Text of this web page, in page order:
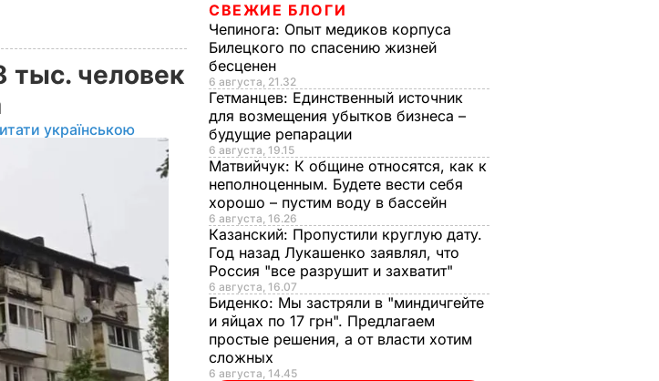
тыс. человек
українською
СВЕЖИЕ БЛОГИ
Чепинога: Опыт медиков корпуса
Билецкого по спасению жизней
бесценен
6 августа, 21.32
Гетманцев: Единственный источник
для возмещения убытков бизнеса –
будущие репарации
6 августа, 19.15
Матвийчук: К общине относятся, как к
неполноценным. Будете вести себя
хорошо – пустим воду в бассейн
6 августа, 16.26
Казанский: Пропустили круглую дату.
Год назад Лукашенко заявлял, что
Россия "все разрушит и захватит"
6 августа, 16.07
Биденко: Мы застряли в "миндичгейте
и яйцах по 17 грн". Предлагаем
простые решения, а от власти хотим
сложных
6 августа, 14.45